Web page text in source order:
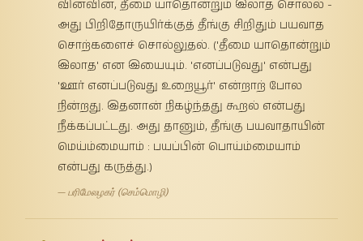
வினவின், தீமை யாதொன்றும் இலாத சொலல் -
அது பிறிதோருயிர்க்குத் தீங்கு சிறிதும் பயவாத
சொற்களைச் சொல்லுதல். ('தீமை யாதொன்றும்
இலாத' என இயையும். 'எனப்படுவது' என்பது
'ஊர் எனப்படுவது உறையூர்' என்றாற் போல
நின்றது. இதனான் நிகழ்ந்தது கூறல் என்பது
நீக்கப்பட்டது. அது தானும், தீங்கு பயவாதாயின்
மெய்ம்மையாம் : பயப்பின் பொய்ம்மையாம்
என்பது கருத்து.)
— பரிமேலழகர் (செம்மொழி)